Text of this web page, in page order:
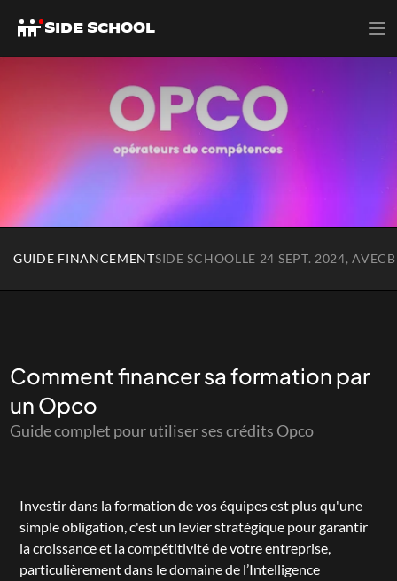
GUIDE FINANCEMENTSIDE SCHOOL LE 24 SEPT. 2024, AVEC
Comment financer sa formation par
un Opco
Guide complet pour utiliser ses crédits Opco
Investir dans la formation de vos équipes est plus qu'une
simple obligation, c'est un levier stratégique pour garantir
la croissance et la compétitivité de votre entreprise,
particulièrement dans le domaine de l’Intelligence
SIDE SCHOOL